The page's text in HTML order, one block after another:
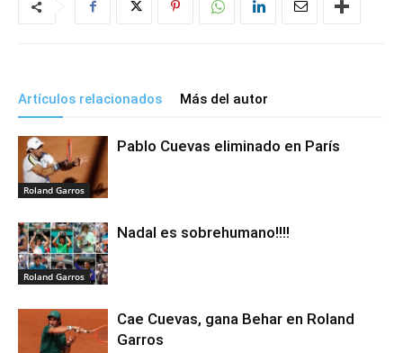
Artículos relacionados Más del autor
Roland Garros
Pablo Cuevas eliminado en París
Roland Garros
Nadal es sobrehumano!!!!
Cae Cuevas, gana Behar en Roland
Garros